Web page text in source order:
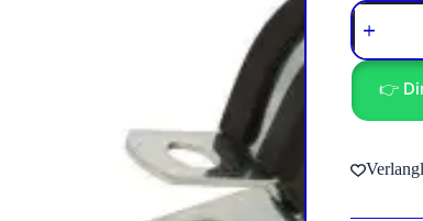
15mm
aantal
👉